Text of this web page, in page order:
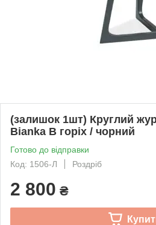
(залишок 1шт) Круглий
Bianka В горіх / чорний
Готово до відправки
Код: 1506-Л
Роздріб
2 800 ₴